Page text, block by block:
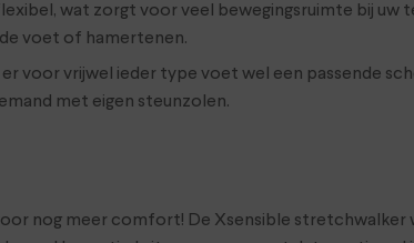
wat zorgt voor veel bewegingsruimte bij uw
voet of hamertenen.
voor vrijwel ieder type voet wel een passende
met eigen steunzolen.
nog meer comfort! De Xsensible